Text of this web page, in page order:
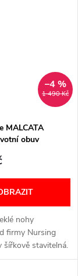
1 490 Kč
–4 %
MALCATA
obuv
nohy
firmy Nursing
šířkově stavitelná.
povrch je
se nechá